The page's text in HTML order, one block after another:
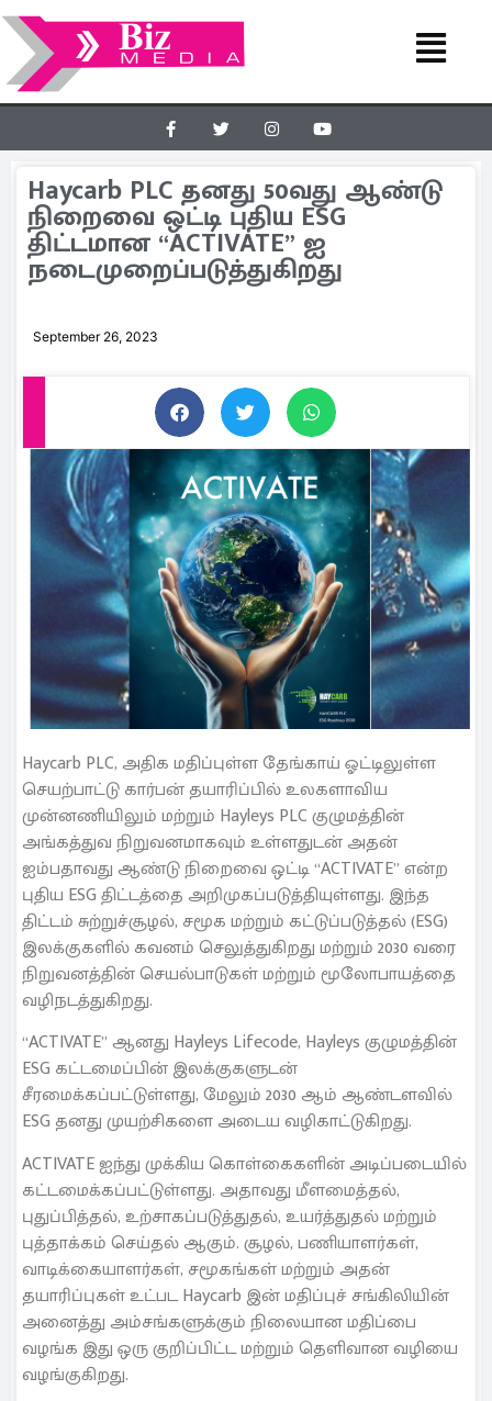
Haycarb PLC தனது 50வது ஆண்டு
நிறைவை ஒட்டி புதிய ESG
திட்டமான “ACTIVATE” ஐ
நடைமுறைப்படுத்துகிறது
September 26, 2023
Haycarb PLC, அதிக மதிப்புள்ள தேங்காய் ஓட்டிலுள்ள
செயற்பாட்டு கார்பன் தயாரிப்பில் உலகளாவிய
முன்னணியிலும் மற்றும் Hayleys PLC குழுமத்தின்
அங்கத்துவ நிறுவனமாகவும் உள்ளதுடன் அதன்
ஐம்பதாவது ஆண்டு நிறைவை ஒட்டி “ACTIVATE” என்ற
புதிய ESG திட்டத்தை அறிமுகப்படுத்தியுள்ளது. இந்த
திட்டம் சுற்றுச்சூழல், சமூக மற்றும் கட்டுப்படுத்தல் (ESG)
இலக்குகளில் கவனம் செலுத்துகிறது மற்றும் 2030 வரை
நிறுவனத்தின் செயல்பாடுகள் மற்றும் மூலோபாயத்தை
வழிநடத்துகிறது.
“ACTIVATE” ஆனது Hayleys Lifecode, Hayleys குழுமத்தின்
ESG கட்டமைப்பின் இலக்குகளுடன்
சீரமைக்கப்பட்டுள்ளது, மேலும் 2030 ஆம் ஆண்டளவில்
ESG தனது முயற்சிகளை அடைய வழிகாட்டுகிறது.
ACTIVATE ஐந்து முக்கிய கொள்கைகளின் அடிப்படையில்
கட்டமைக்கப்பட்டுள்ளது. அதாவது மீளமைத்தல்,
புதுப்பித்தல், உற்சாகப்படுத்துதல், உயர்த்துதல் மற்றும்
புத்தாக்கம் செய்தல் ஆகும். சூழல், பணியாளர்கள்,
வாடிக்கையாளர்கள், சமூகங்கள் மற்றும் அதன்
தயாரிப்புகள் உட்பட Haycarb இன் மதிப்புச் சங்கிலியின்
அனைத்து அம்சங்களுக்கும் நிலையான மதிப்பை
வழங்க இது ஒரு குறிப்பிட்ட மற்றும் தெளிவான வழியை
வழங்குகிறது.